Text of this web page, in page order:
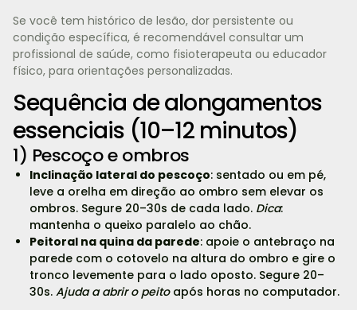
Se você tem histórico de lesão, dor persistente ou
condição específica, é recomendável consultar um
profissional de saúde, como fisioterapeuta ou educador
físico, para orientações personalizadas.
Sequência de alongamentos
essenciais (10–12 minutos)
1) Pescoço e ombros
Inclinação lateral do pescoço: sentado ou em pé,
leve a orelha em direção ao ombro sem elevar os
ombros. Segure 20–30s de cada lado. Dica:
mantenha o queixo paralelo ao chão.
Peitoral na quina da parede: apoie o antebraço na
parede com o cotovelo na altura do ombro e gire o
tronco levemente para o lado oposto. Segure 20–
30s. Ajuda a abrir o peitoapós horas no computador.